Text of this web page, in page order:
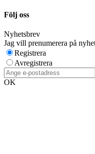
Följ oss
Nyhetsbrev
Jag vill prenumerera på
Registrera
Avregistrera
OK